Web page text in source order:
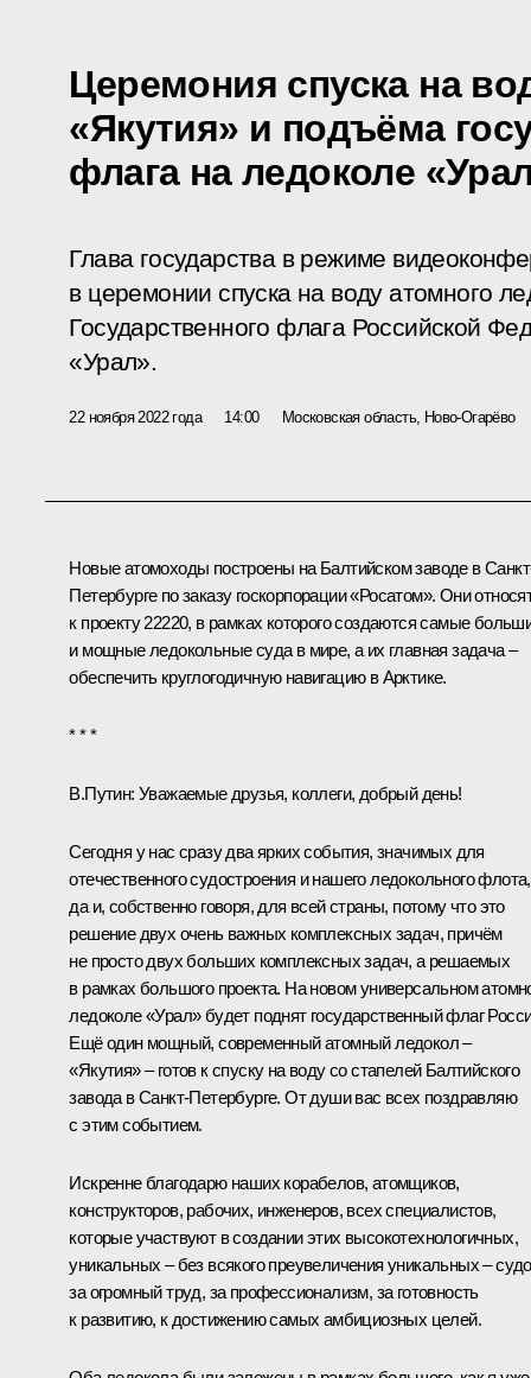
Церемония спуска на
«Якутия» и подъёма
флага на ледоколе
Глава государства в режиме
в церемонии спуска на воду атомного
Государственного флага Российской
«Урал».
22 ноября 2022 года 14:00 Московская область, Ново-Огарёво
Новые атомоходы построены на Балтийском заводе в
Петербурге по заказу госкорпорации «Росатом». Они
к проекту 22220, в рамках которого создаются самые
и мощные ледокольные суда в мире, а их главная задача –
обеспечить круглогодичную навигацию в Арктике.
* * *
В.Путин: Уважаемые друзья, коллеги, добрый день!
Сегодня у нас сразу два ярких события, значимых для
отечественного судостроения и нашего ледокольного флота,
да и, собственно говоря, для всей страны, потому что это
решение двух очень важных комплексных задач, причём
не просто двух больших комплексных задач, а решаемых
в рамках большого проекта. На новом универсальном
ледоколе «Урал» будет поднят государственный флаг
Ещё один мощный, современный атомный ледокол –
«Якутия» – готов к спуску на воду со стапелей Балтийского
завода в Санкт-Петербурге. От души вас всех поздравляю
с этим событием.
Искренне благодарю наших корабелов, атомщиков,
конструкторов, рабочих, инженеров, всех специалистов,
которые участвуют в создании этих высокотехнологичных,
уникальных – без всякого преувеличения уникальных –
за огромный труд, за профессионализм, за готовность
к развитию, к достижению самых амбициозных целей.